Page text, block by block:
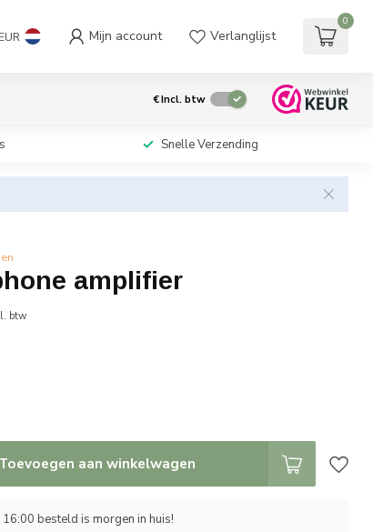
EUR Mijn account Verlanglijst
0
€Incl. btw
Snelle Verzending
amplifier
btw
Toevoegen aan winkelwagen
besteld is morgen in huis!